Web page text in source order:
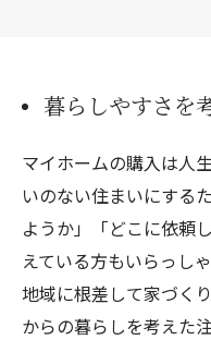
暮らしやすさを
マイホームの購入は人
いのない住まいにする
ようか」「どこに依頼
えている方もいらっし
地域に根差して家づく
からの暮らしを考えた